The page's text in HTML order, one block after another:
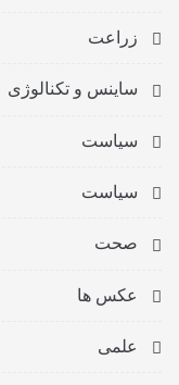
زراعت
ساینس و تکنالوژی
سیاست
سیاست
صحت
عکس ها
علمی